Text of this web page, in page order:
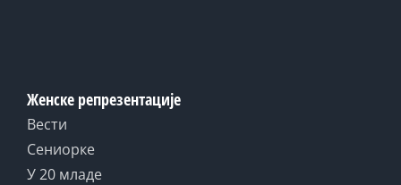
Женске репрезентације
Вести
Сениорке
У 20 младе